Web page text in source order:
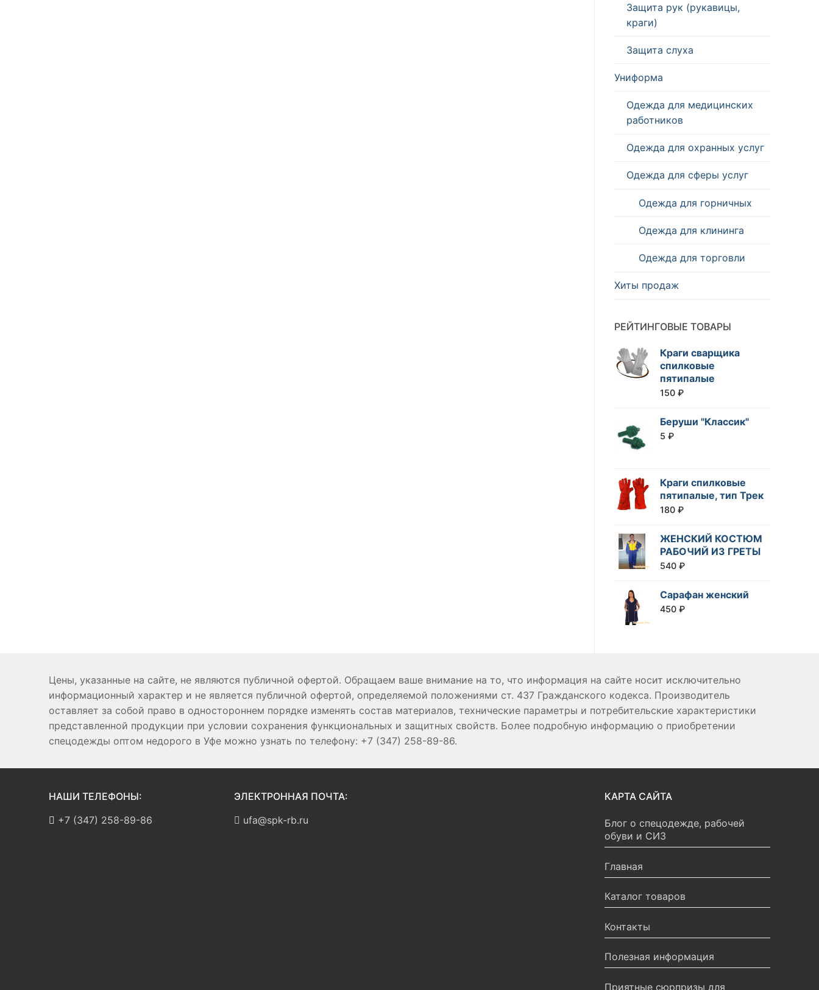
Защита рук (рукавицы,
краги)
Защита слуха
Униформа
Одежда для медицинских
работников
Одежда для охранных услуг
Одежда для сферы услуг
Одежда для горничных
Одежда для клининга
Одежда для торговли
Хиты продаж
РЕЙТИНГОВЫЕ ТОВАРЫ
Краги сварщика
спилковые
пятипалые
150 ₽
Беруши "Классик"
5 ₽
Краги спилковые
пятипалые, тип Трек
180 ₽
ЖЕНСКИЙ КОСТЮМ
РАБОЧИЙ ИЗ ГРЕТЫ
540 ₽
Сарафан женский
450 ₽
Цены, указанные на сайте, не являются публичной офертой. Обращаем ваше внимание на то, что информация на сайте носит исключительно
информационный характер и не является публичной офертой, определяемой положениями ст. 437 Гражданского кодекса. Производитель
оставляет за собой право в одностороннем порядке изменять состав материалов, технические параметры и потребительские характеристики
представленной продукции при условии сохранения функциональных и защитных свойств. Более подробную информацию о приобретении
спецодежды оптом недорого в Уфе можно узнать по телефону: +7 (347) 258-89-86.
НАШИ ТЕЛЕФОНЫ:
+7 (347) 258-89-86
ЭЛЕКТРОННАЯ ПОЧТА:
ufa@spk-rb.ru
КАРТА САЙТА
Блог о спецодежде, рабочей
обуви и СИЗ
Главная
Каталог товаров
Контакты
Полезная информация
Приятные сюрпризы для